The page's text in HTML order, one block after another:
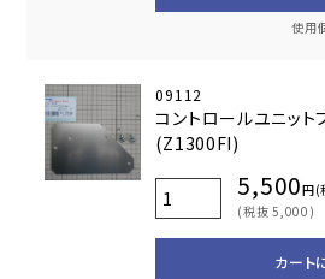
使用
09112
コントロールユニット
(Z1300FI)
5,500円(
(税抜 5,000)
カート